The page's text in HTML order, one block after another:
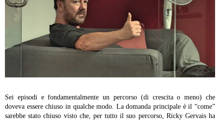
Sei episodi e fondamentalmente un percorso (di crescita o meno) che
doveva essere chiuso in qualche modo. La domanda principale è il “come”
sarebbe stato chiuso visto che, per tutto il suo percorso, Ricky Gervais ha